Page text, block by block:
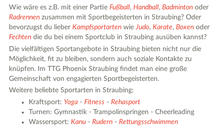
Wie wäre es z.B. mit einer PartieFußball,Handball,Badminton oder
Radrennen zusammen mit Sportbegeisterten in Straubing? Oder
bevorzugst du lieberKampfsportarten wieJudo,Karate,Boxen oder
Fechten die du bei einem Sportclub in Straubing ausüben kannst?
Die vielfältigen Sportangebote in Straubing bieten nicht nur die
Möglichkeit, fit zu bleiben, sondern auch soziale Kontakte zu
knüpfen. Im TTG Phoenix Straubing findet man eine große
Gemeinschaft von engagierten Sportbegeisterten.
Weitere beliebte Sportarten in Straubing:
Kraftsport: Yoga -Fitness -Rehasport
Turnen: Gymnastik - Trampolinspringen - Cheerleading
Wassersport:Kanu -Rudern -Rettungsschwimmen